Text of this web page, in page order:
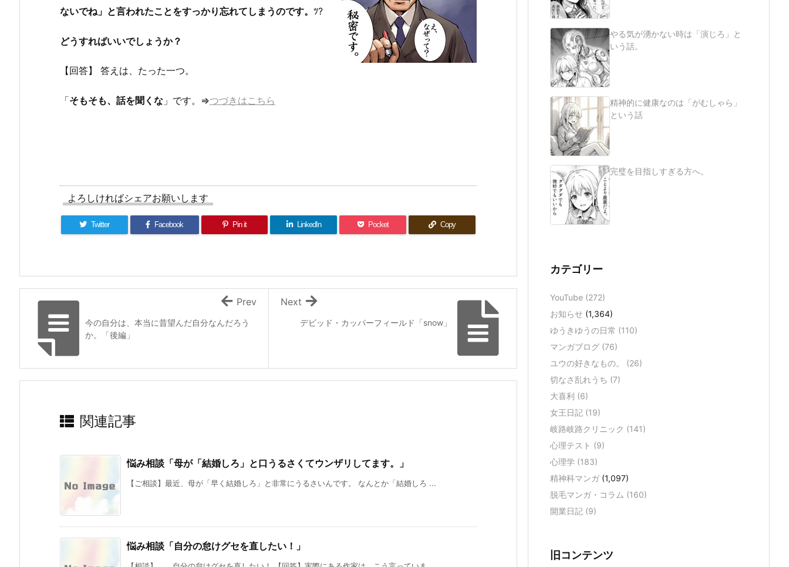
ないでね」と言われたことをすっかり忘れてしまうのです。 ﾂ?
どうすればいいでしょうか？
【回答】 答えは、たった一つ。
「そもそも、話を聞くな 」です。⇒つづきはこちら
よろしければシェアお願いします
Twitter Facebook Pin it LinkedIn Pocket Copy
デビッド・カッパーフィールド「snow」
Next
今の自分は、本当に昔望んだ自分なんだろう
か。「後編」
Prev
関連記事
悩み相談「母が「結婚しろ」と口うるさくてウンザリしてます。」
【ご相談】最近、母が「早く結婚しろ」と非常にうるさいんです。 なんとか「結婚しろ ...
悩み相談「自分の怠けグセを直したい！」
やる気が湧かない時は「演じろ」と
いう話。
精神的に健康なのは「がむしゃら」
という話
完璧を目指しすぎる方へ。
カテゴリー
YouTube (272)
お知らせ (1,364)
ゆうきゆうの日常 (110)
マンガブログ (76)
ユウの好きなもの。 (26)
切なさ乱れうち (7)
大喜利 (6)
女王日記 (19)
岐路岐路クリニック (141)
心理テスト (9)
心理学 (183)
精神科マンガ (1,097)
脱毛マンガ・コラム (160)
開業日記 (9)
旧コンテンツ